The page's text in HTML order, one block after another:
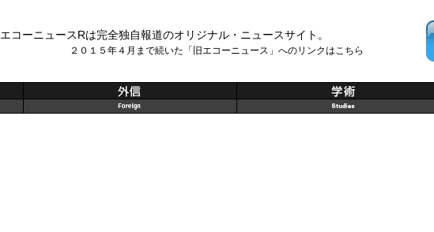
エコーニュースRは完全独自報道のオリジナル・ニュースサイト。
２０１５年４月まで続いた「旧エコーニュース」へのリンクはこちら